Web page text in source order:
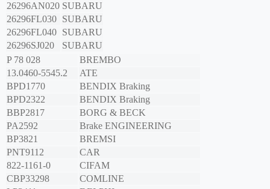
26296AN020 SUBARU
26296FL030 SUBARU
26296FL040 SUBARU
26296SJ020
SUBARU
P 78 028
BREMBO
13.0460-5545.2
ATE
BPD1770
BENDIX Braking
BPD2322
BENDIX Braking
BBP2817
BORG & BECK
PA2592
Brake ENGINEERING
BP3821
BREMSI
PNT9112
CAR
822-1161-0
CIFAM
CBP33298
COMLINE